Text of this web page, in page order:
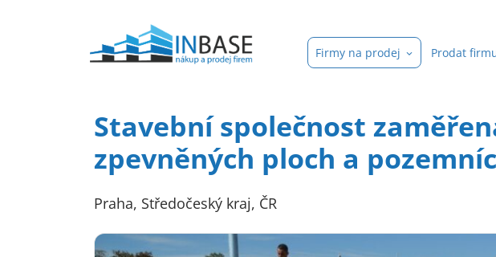
Firmy na prodej Prodat
Stavební společnost
zpevněných ploch a
Praha, Středočeský kraj, ČR